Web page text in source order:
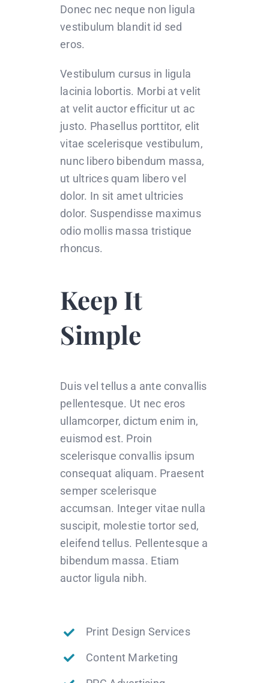
Donec nec neque non ligula
vestibulum blandit id sed
eros.
Vestibulum cursus in ligula
lacinia lobortis. Morbi at velit
at velit auctor efficitur ut ac
justo. Phasellus porttitor, elit
vitae scelerisque vestibulum,
nunc libero bibendum massa,
ut ultrices quam libero vel
dolor. In sit amet ultricies
dolor. Suspendisse maximus
odio mollis massa tristique
rhoncus.
Keep It
Simple
Duis vel tellus a ante convallis
pellentesque. Ut nec eros
ullamcorper, dictum enim in,
euismod est. Proin
scelerisque convallis ipsum
consequat aliquam. Praesent
semper scelerisque
accumsan. Integer vitae nulla
suscipit, molestie tortor sed,
eleifend tellus. Pellentesque a
bibendum massa. Etiam
auctor ligula nibh.
Print Design Services
Content Marketing